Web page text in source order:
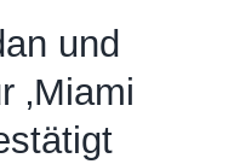
und
‚Miami